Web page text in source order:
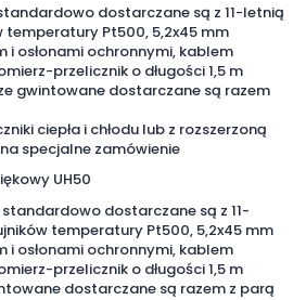
dostarczane są z 11-letnią
Pt500, 5,2x45 mm
i osłonami ochronnymi, kablem
przelicznik o długości 1,5 m
gwintowane dostarczane są razem
ciepła i chłodu lub z rozszerzoną
specjalne zamówienie
UH50
standardowo dostarczane są z 11-
temperatury Pt500, 5,2x45 mm
i osłonami ochronnymi, kablem
przelicznik o długości 1,5 m
dostarczane są razem z parą